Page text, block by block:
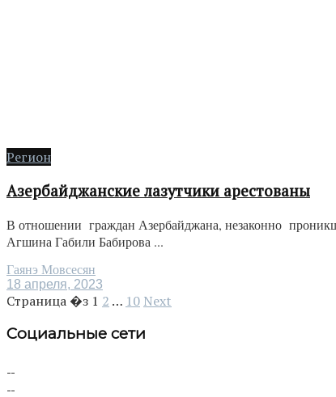
Регион
Азербайджанские лазутчики арестованы
В отношении граждан Азербайджана, незаконно
Агшина Габили Бабирова ...
Гаянэ Мовсесян
18 апреля, 2023
Страница �з 1 2 … 10 Next
Социальные сети